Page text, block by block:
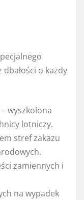
o każdy
wyszkolona
lotniczy.
stref zakazu
zamiennych i
na wypadek